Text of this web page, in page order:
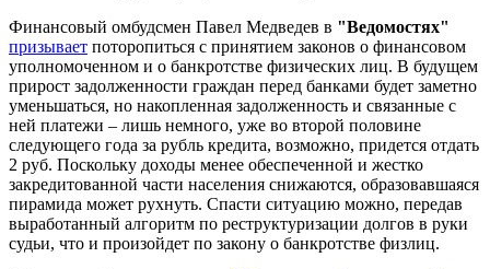
Финансовый омбудсмен Павел Медведев в "Ведомостях"
призывает поторопиться с принятием законов о финансовом
уполномоченном и о банкротстве физических лиц. В будущем
прирост задолженности граждан перед банками будет заметно
уменьшаться, но накопленная задолженность и связанные с
ней платежи – лишь немного, уже во второй половине
следующего года за рубль кредита, возможно, придется отдать
2 руб. Поскольку доходы менее обеспеченной и жестко
закредитованной части населения снижаются, образовавшаяся
пирамида может рухнуть. Спасти ситуацию можно, передав
выработанный алгоритм по реструктуризации долгов в руки
судьи, что и произойдет по закону о банкротстве физлиц.